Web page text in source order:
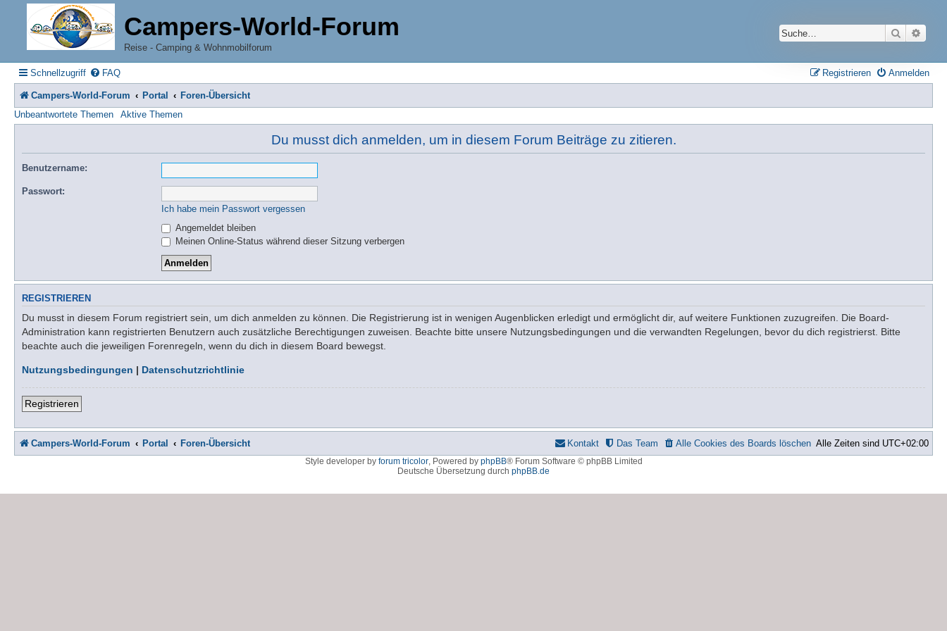
Campers-World-Forum
Reise - Camping & Wohnmobilforum
Suche
Schnellzugriff FAQ Anmelden
Registrieren
Campers-World-Forum Portal
Foren-Übersicht
Unbeantwortete Themen
Aktive Themen
Du musst dich anmelden, um in diesem Forum Beiträge zu zitieren.
Benutzername:
Passwort:
Ich habe mein Passwort vergessen
Angemeldet bleiben
Meinen Online-Status während dieser Sitzung verbergen
REGISTRIEREN
Du musst in diesem Forum registriert sein, um dich anmelden zu können. Die Registrierung ist in wenigen Augenblicken erledigt und ermöglicht dir, auf weitere Funktionen zuzugreifen. Die Board-
Administration kann registrierten Benutzern auch zusätzliche Berechtigungen zuweisen. Beachte bitte unsere Nutzungsbedingungen und die verwandten Regelungen, bevor du dich registrierst. Bitte
beachte auch die jeweiligen Forenregeln, wenn du dich in diesem Board bewegst.
Nutzungsbedingungen | Datenschutzrichtlinie
Registrieren
Campers-World-Forum Portal Foren-Übersicht Alle Zeiten sind UTC+02:00
Alle Cookies des Boards löschen
Das Team
Kontakt
Style developer by forum tricolor, Powered by phpBB® Forum Software © phpBB Limited
Deutsche Übersetzung durch phpBB.de